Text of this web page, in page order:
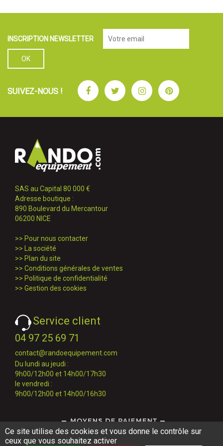
INSCRIPTION NEWSLETTER
SUIVEZ-NOUS ! FacebookTwitterInstagramPinterest
SAS au Capital 80 000 €
Adresse boutique :
890 Boulevard du Mercantour
06200 NICE
>> Pour nous contacter
>>
La société
>> Plan du site
>> Conditions générales de ventes
>> Politique de confidentialité
>> Gestion des cookies
Service client
04 97 25 69 71
contact@randoequipement.com
Du lundi au jeudi :
9h00/12h00 et 14h00/17h30
le vendredi :
9h00/12h00 et 14h00/16h30
Ce site utilise des cookies et vous donne le contrôle sur
ceux que vous souhaitez activer